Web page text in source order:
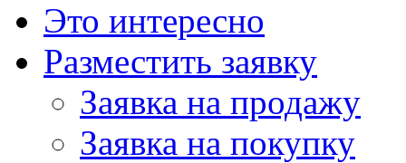
Это интересно
Разместить заявку
Заявка на продажу
Заявка на покупку